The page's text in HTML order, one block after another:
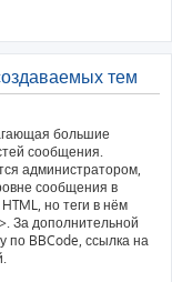
тем
большие
сообщения.
администратором,
сообщения в
но теги в нём
За дополнительной
по BBCode, ссылка на